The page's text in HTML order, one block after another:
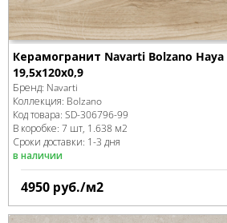
Керамогранит Navarti Bolzano Haya
19,5x120x0,9
Бренд: Navarti
Коллекция: Bolzano
Код товара: SD-306796-99
В коробке: 7 шт, 1.638 м2
Сроки доставки: 1-3 дня
в наличии
4950 руб./м2